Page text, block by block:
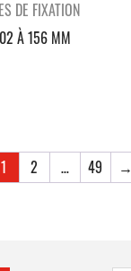
DE FIXATION
À 156 MM
1 2 … 49 →